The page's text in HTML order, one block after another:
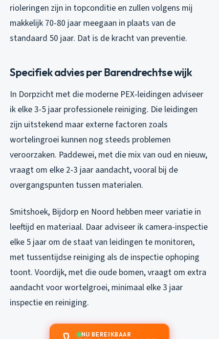
rioleringen zijn in topconditie en zullen volgens mij
makkelijk 70-80 jaar meegaan in plaats van de
standaard 50 jaar. Dat is de kracht van preventie.
Specifiek advies per Barendrechtse wijk
In Dorpzicht met die moderne PEX-leidingen adviseer
ik elke 3-5 jaar professionele reiniging. Die leidingen
zijn uitstekend maar externe factoren zoals
wortelingroei kunnen nog steeds problemen
veroorzaken. Paddewei, met die mix van oud en nieuw,
vraagt om elke 2-3 jaar aandacht, vooral bij de
overgangspunten tussen materialen.
Smitshoek, Bijdorp en Noord hebben meer variatie in
leeftijd en materiaal. Daar adviseer ik camera-inspectie
elke 5 jaar om de staat van leidingen te monitoren,
met tussentijdse reiniging als de inspectie ophoping
toont. Voordijk, met die oude bomen, vraagt om extra
aandacht voor wortelgroei, minimaal elke 3 jaar
inspectie en reiniging.
NU BEREIKBAAR